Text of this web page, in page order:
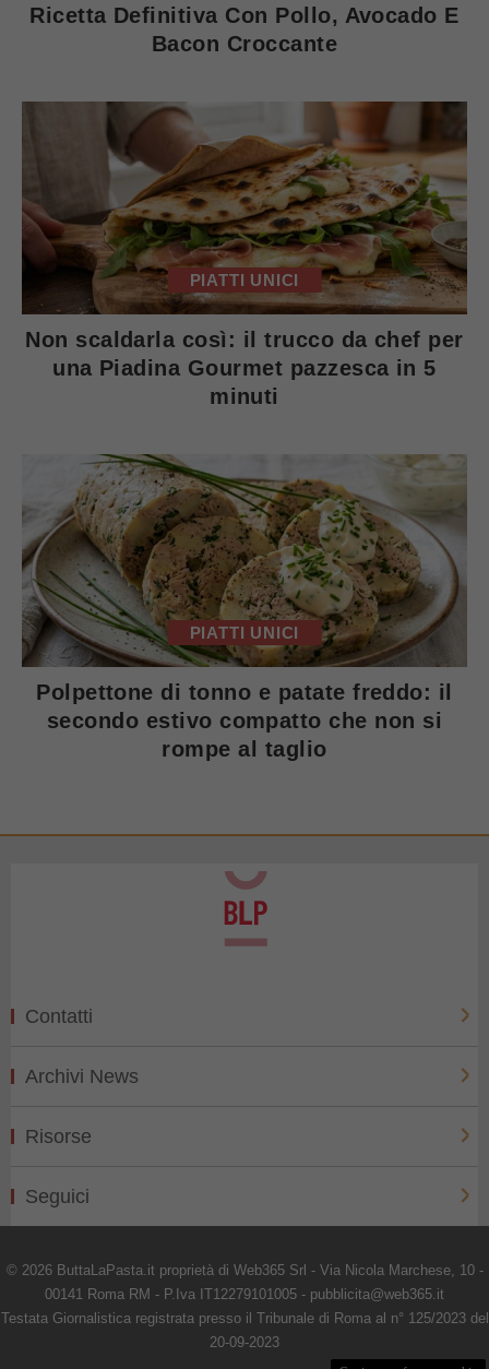
Ricetta Definitiva Con Pollo, Avocado E
Bacon Croccante
PIATTI UNICI
Non scaldarla così: il trucco da chef per
una Piadina Gourmet pazzesca in 5
minuti
PIATTI UNICI
Polpettone di tonno e patate freddo: il
secondo estivo compatto che non si
rompe al taglio
Contatti
Archivi News
Risorse
Seguici
© 2026 ButtaLaPasta.it proprietà di Web365 Srl - Via Nicola Marchese, 10 -
00141 Roma RM - P.Iva IT12279101005 - pubblicita@web365.it
Testata Giornalistica registrata presso il Tribunale di Roma al n° 125/2023 del
20-09-2023